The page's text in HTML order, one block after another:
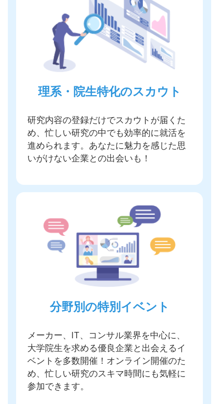
理系・院生特化のスカウト
研究内容の登録だけでスカウトが届く た
め、忙しい研究の中でも効率的に就活を
進められます。あなたに魅力を感じた思
いがけない企業との出会いも！
分野別の特別イベント
メーカー、IT、コンサル業界を中心に、
大学院生を求める優良企業と出会えるイ
ベントを多数開催 ！オンライン開催のた
め、忙しい研究のスキマ時間にも気軽に
参加できます。